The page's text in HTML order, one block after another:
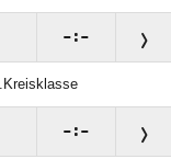
:
: